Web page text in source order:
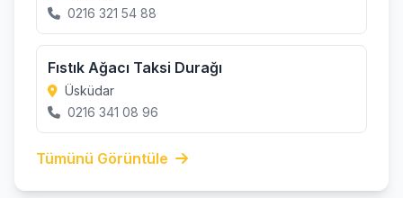
0216 321 54 88
Fıstık Ağacı Taksi Durağı
Üsküdar
0216 341 08 96
Tümünü Görüntüle